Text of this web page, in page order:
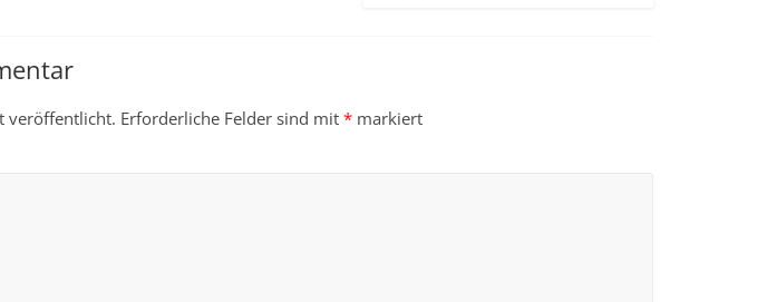
veröffentlicht. Erforderliche Felder sind mit * markiert